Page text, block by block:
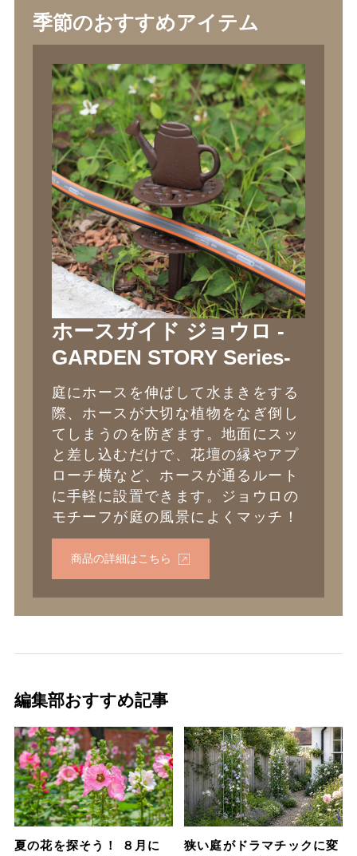
季節のおすすめアイテム
ホースガイド ジョウロ -
GARDEN STORY Series-
庭にホースを伸ばして水まきをする
際、ホースが大切な植物をなぎ倒し
てしまうのを防ぎます。地面にスッ
と差し込むだけで、花壇の縁やアプ
ローチ横など、ホースが通るルート
に手軽に設置できます。ジョウロの
モチーフが庭の風景によくマッチ！
商品の詳細はこちら
編集部おすすめ記事
夏の花を探そう！ ８月に
狭い庭がドラマチックに変